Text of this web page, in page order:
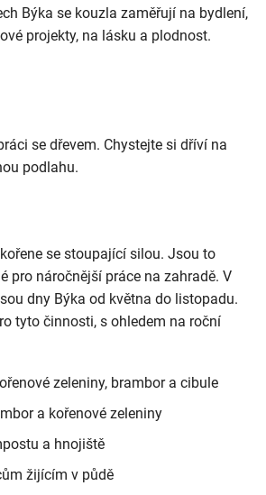
Býka se kouzla zaměřují na bydlení,
projekty, na lásku a plodnost.
se dřevem. Chystejte si dříví na
podlahu.
se stoupající silou. Jsou to
pro náročnější práce na zahradě. V
dny Býka od května do listopadu.
tyto činnosti, s ohledem na roční
zeleniny, brambor a cibule
a kořenové zeleniny
a hnojiště
žijícím v půdě